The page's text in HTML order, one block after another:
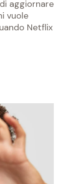
aggiornare
vuole
Netflix